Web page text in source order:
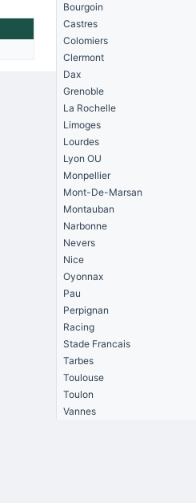
Bourgoin
Castres
Colomiers
Clermont
Dax
Grenoble
La Rochelle
Limoges
Lourdes
Lyon OU
Monpellier
Mont-De-Marsan
Montauban
Narbonne
Nevers
Nice
Oyonnax
Pau
Perpignan
Racing
Stade Francais
Tarbes
Toulouse
Toulon
Vannes